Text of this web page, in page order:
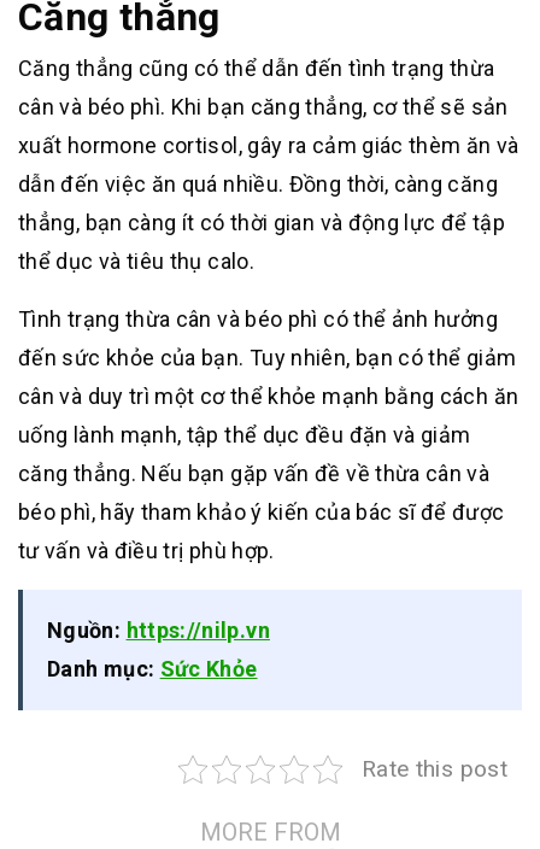
Căng thẳng
Căng thẳng cũng có thể dẫn đến tình trạng thừa
cân và béo phì. Khi bạn căng thẳng, cơ thể sẽ sản
xuất hormone cortisol, gây ra cảm giác thèm ăn và
dẫn đến việc ăn quá nhiều. Đồng thời, càng căng
thẳng, bạn càng ít có thời gian và động lực để tập
thể dục và tiêu thụ calo.
Tình trạng thừa cân và béo phì có thể ảnh hưởng
đến sức khỏe của bạn. Tuy nhiên, bạn có thể giảm
cân và duy trì một cơ thể khỏe mạnh bằng cách ăn
uống lành mạnh, tập thể dục đều đặn và giảm
căng thẳng. Nếu bạn gặp vấn đề về thừa cân và
béo phì, hãy tham khảo ý kiến của bác sĩ để được
tư vấn và điều trị phù hợp.
Nguồn: https://nilp.vn
Danh mục: Sức Khỏe
Rate this post
MORE FROM